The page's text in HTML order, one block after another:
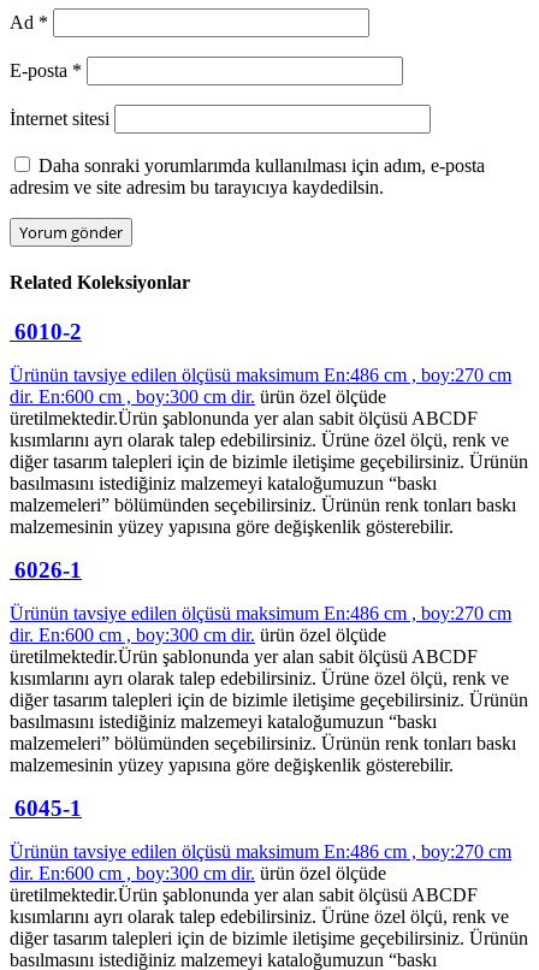
Ad *
E-posta *
İnternet sitesi
Daha sonraki yorumlarımda kullanılması için adım, e-posta
adresim ve site adresim bu tarayıcıya kaydedilsin.
Related Koleksiyonlar
6010-2
Ürünün tavsiye edilen ölçüsü maksimum En:486 cm , boy:270 cm
dir. En:600 cm , boy:300 cm dir. ürün özel ölçüde
üretilmektedir.Ürün şablonunda yer alan sabit ölçüsü ABCDF
kısımlarını ayrı olarak talep edebilirsiniz. Ürüne özel ölçü, renk ve
diğer tasarım talepleri için de bizimle iletişime geçebilirsiniz. Ürünün
basılmasını istediğiniz malzemeyi kataloğumuzun “baskı
malzemeleri” bölümünden seçebilirsiniz. Ürünün renk tonları baskı
malzemesinin yüzey yapısına göre değişkenlik gösterebilir.
6026-1
Ürünün tavsiye edilen ölçüsü maksimum En:486 cm , boy:270 cm
dir. En:600 cm , boy:300 cm dir. ürün özel ölçüde
üretilmektedir.Ürün şablonunda yer alan sabit ölçüsü ABCDF
kısımlarını ayrı olarak talep edebilirsiniz. Ürüne özel ölçü, renk ve
diğer tasarım talepleri için de bizimle iletişime geçebilirsiniz. Ürünün
basılmasını istediğiniz malzemeyi kataloğumuzun “baskı
malzemeleri” bölümünden seçebilirsiniz. Ürünün renk tonları baskı
malzemesinin yüzey yapısına göre değişkenlik gösterebilir.
6045-1
Ürünün tavsiye edilen ölçüsü maksimum En:486 cm , boy:270 cm
dir. En:600 cm , boy:300 cm dir. ürün özel ölçüde
üretilmektedir.Ürün şablonunda yer alan sabit ölçüsü ABCDF
kısımlarını ayrı olarak talep edebilirsiniz. Ürüne özel ölçü, renk ve
diğer tasarım talepleri için de bizimle iletişime geçebilirsiniz. Ürünün
basılmasını istediğiniz malzemeyi kataloğumuzun “baskı